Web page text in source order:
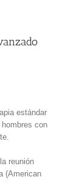
estándar
con
reunión
(American